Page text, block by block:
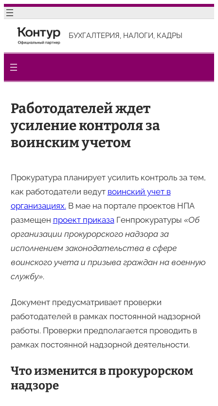
Перейти
содержимому
БУХГАЛТЕРИЯ, НАЛОГИ, КАДРЫ
Работодателей ждет
усиление контроля за
воинским учетом
Прокуратура планирует усилить контроль за тем,
как работодатели ведут воинский учет в
организациях.В мае на портале проектов НПА
размещен проект приказаГенпрокуратуры «Об
организации прокурорского надзора за
исполнением законодательства в сфере
воинского учета и призыва граждан на военную
службу».
Документ предусматривает проверки
работодателей в рамках постоянной надзорной
работы. Проверки предполагается проводить в
рамках постоянной надзорной деятельности.
Что изменится в прокурорском
надзоре